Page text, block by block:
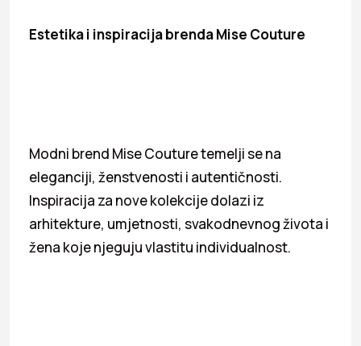
Estetika i inspiracija brenda Mise Couture
Modni brend Mise Couture temelji se na
eleganciji, ženstvenosti i autentičnosti.
Inspiracija za nove kolekcije dolazi iz
arhitekture, umjetnosti, svakodnevnog života i
žena koje njeguju vlastitu individualnost.